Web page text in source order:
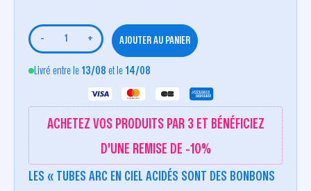
- + AJOUTER AU PANIER
Livré entre le 13/08 et le 14/08
ACHETEZ VOS PRODUITS PAR 3 ET BÉNÉFICIEZ
D'UNE REMISE DE -10%
LES « TUBES ARC EN CIEL ACIDÉS SONT DES BONBONS